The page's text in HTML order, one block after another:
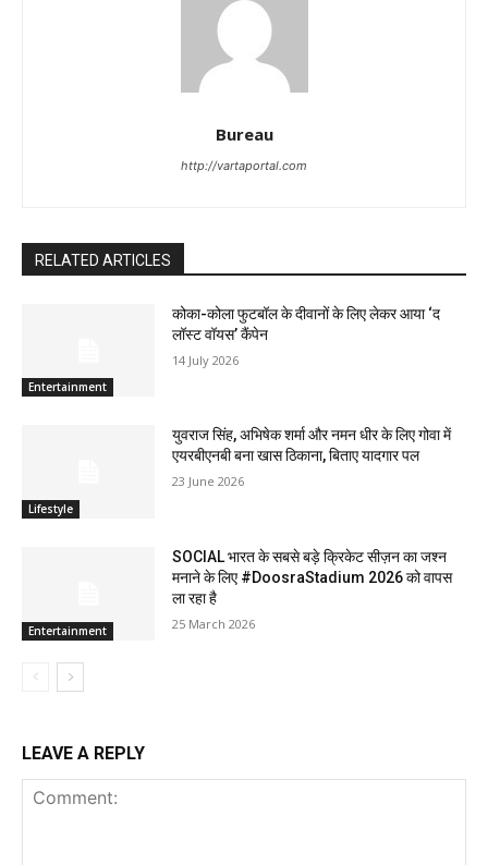
Bureau
http://vartaportal.com
RELATED ARTICLES
Entertainment
कोका-कोला फुटबॉल के दीवानों के लिए लेकर आया ‘द
लॉस्‍ट वॉयस’ कैंपेन
14 July 2026
Lifestyle
युवराज सिंह, अभिषेक शर्मा और नमन धीर के लिए गोवा में
एयरबीएनबी बना खास ठिकाना, बिताए यादगार पल
23 June 2026
Entertainment
SOCIAL भारत के सबसे बड़े क्रिकेट सीज़न का जश्न
मनाने के लिए #DoosraStadium 2026 को वापस
ला रहा है
25 March 2026
LEAVE A REPLY